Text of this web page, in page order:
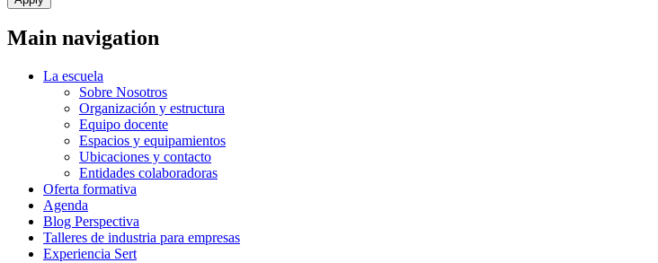
Main navigation
La escuela
Sobre Nosotros
Organización y estructura
Equipo docente
Espacios y equipamientos
Ubicaciones y contacto
Entidades colaboradoras
Oferta formativa
Agenda
Blog Perspectiva
Talleres de industria para empresas
Experiencia Sert